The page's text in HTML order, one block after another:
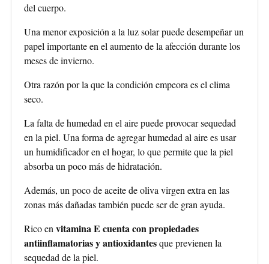
del cuerpo.
Una menor exposición a la luz solar puede desempeñar un
papel importante en el aumento de la afección durante los
meses de invierno.
Otra razón por la que la condición empeora es el clima
seco.
La falta de humedad en el aire puede provocar sequedad
en la piel. Una forma de agregar humedad al aire es usar
un humidificador en el hogar, lo que permite que la piel
absorba un poco más de hidratación.
Además, un poco de aceite de oliva virgen extra en las
zonas más dañadas también puede ser de gran ayuda.
Rico en vitamina E cuenta con propiedades
antiinflamatorias y antioxidantesque previenen la
sequedad de la piel.